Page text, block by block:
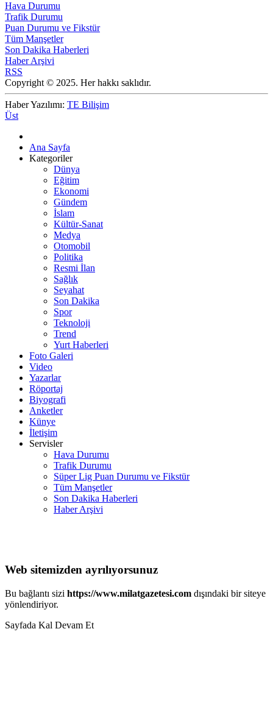
Hava Durumu
Trafik Durumu
Puan Durumu ve Fikstür
Tüm Manşetler
Son Dakika Haberleri
Haber Arşivi
RSS
Copyright © 2025. Her hakkı saklıdır.
Haber Yazılımı: TE Bilişim
Üst
Ana Sayfa
Kategoriler
Dünya
Eğitim
Ekonomi
Gündem
İslam
Kültür-Sanat
Medya
Otomobil
Politika
Resmi İlan
Sağlık
Seyahat
Son Dakika
Spor
Teknoloji
Trend
Yurt Haberleri
Foto Galeri
Video
Yazarlar
Röportaj
Biyografi
Anketler
Künye
İletişim
Servisler
Hava Durumu
Trafik Durumu
Süper Lig Puan Durumu ve Fikstür
Tüm Manşetler
Son Dakika Haberleri
Haber Arşivi
Web sitemizden ayrılıyorsunuz
Bu bağlantı sizi https://www.milatgazetesi.com dışındaki bir siteye
yönlendiriyor.
Sayfada Kal Devam Et